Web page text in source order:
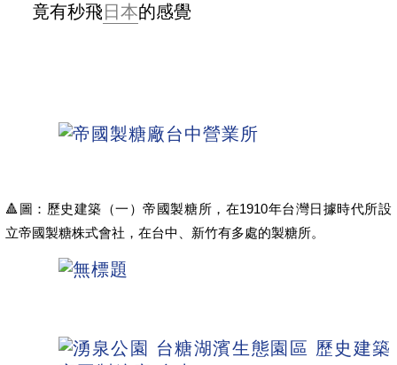
竟有秒飛日本的感覺
🔺圖：歷史建築（一）帝國製糖所，在1910年台灣日據時代所設
立帝國製糖株式會社，在台中、新竹有多處的製糖所。